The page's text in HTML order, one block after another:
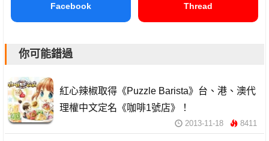
Facebook Thread
你可能錯過
紅心辣椒取得《Puzzle Barista》台、港、澳代
理權中文定名《咖啡1號店》！
2013-11-18 8411